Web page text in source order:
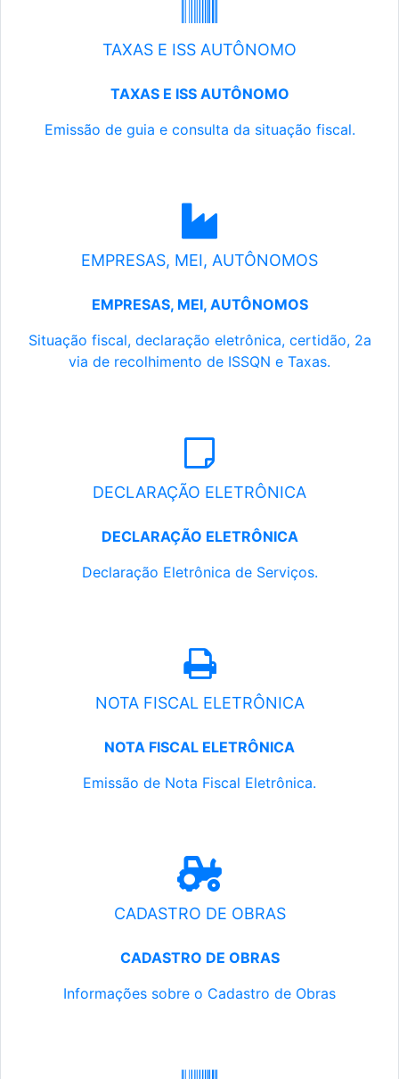
TAXAS E ISS AUTÔNOMO
TAXAS E ISS AUTÔNOMO
Emissão de guia e consulta da situação fiscal.
EMPRESAS, MEI, AUTÔNOMOS
EMPRESAS, MEI, AUTÔNOMOS
Situação fiscal, declaração eletrônica, certidão, 2a
via de recolhimento de ISSQN e Taxas.
DECLARAÇÃO ELETRÔNICA
DECLARAÇÃO ELETRÔNICA
Declaração Eletrônica de Serviços.
NOTA FISCAL ELETRÔNICA
NOTA FISCAL ELETRÔNICA
Emissão de Nota Fiscal Eletrônica.
CADASTRO DE OBRAS
CADASTRO DE OBRAS
Informações sobre o Cadastro de Obras